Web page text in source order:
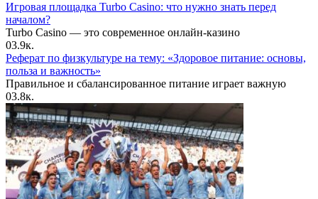
Игровая площадка Turbo Casino: что нужно знать перед
началом?
Turbo Casino — это современное онлайн-казино
03.9к.
Реферат по физкультуре на тему: «Здоровое питание: основы,
польза и важность»
Правильное и сбалансированное питание играет важную
03.8к.